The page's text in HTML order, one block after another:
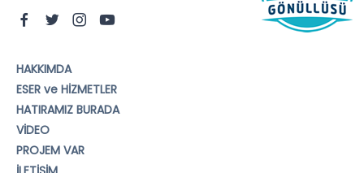
HAKKIMDA
ESER ve HİZMETLER
HATIRAMIZ BURADA
VİDEO
PROJEM VAR